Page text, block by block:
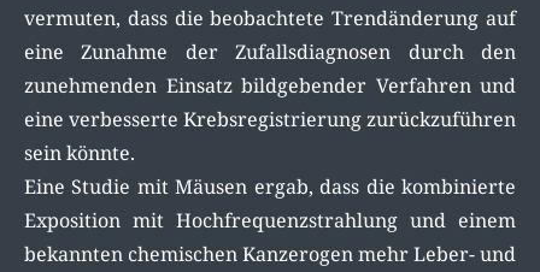
vermuten, dass die beobachtete Trendänderung auf
eine Zunahme der Zufallsdiagnosen durch den
zunehmenden Einsatz bildgebender Verfahren und
eine verbesserte Krebsregistrierung zurückzuführen
sein könnte.
Eine Studie mit Mäusen ergab, dass die kombinierte
Exposition mit Hochfrequenzstrahlung und einem
bekannten chemischen Kanzerogen mehr Leber- und